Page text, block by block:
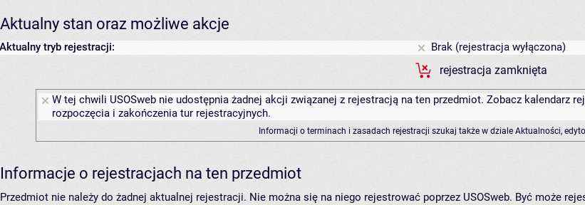
Aktualny stan oraz możliwe akcje
Aktualny tryb rejestracji:
Brak (rejestracja wyłączona)
rejestracja zamknięta
W tej chwili USOSweb nie udostępnia żadnej akcji związanej z rejestracją na ten przedmiot. Zobacz kalendarz
rozpoczęcia i zakończenia tur rejestracyjnych.
Informacji o terminach i zasadach rejestracji szukaj także w dziale Aktualności,
Informacje o rejestracjach na ten przedmiot
Przedmiot nie należy do żadnej aktualnej rejestracji. Nie można się na niego rejestrować poprzez USOSweb. Być może